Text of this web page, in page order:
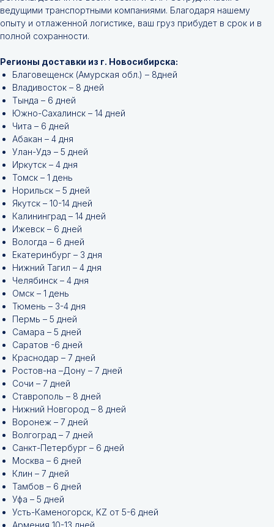
ведущими транспортными компаниями. Благодаря нашему
опыту и отлаженной логистике, ваш груз прибудет в срок и в
полной сохранности.
Регионы доставки из г. Новосибирска:
Благовещенск (Амурская обл.) – 8дней
Владивосток – 8 дней
Тында – 6 дней
Южно-Сахалинск – 14 дней
Чита – 6 дней
Абакан – 4 дня
Улан-Удэ – 5 дней
Иркутск – 4 дня
Томск – 1 день
Норильск – 5 дней
Якутск – 10-14 дней
Калининград – 14 дней
Ижевск – 6 дней
Вологда – 6 дней
Екатеринбург – 3 дня
Нижний Тагил – 4 дня
Челябинск – 4 дня
Омск – 1 день
Тюмень – 3-4 дня
Пермь – 5 дней
Самара – 5 дней
Саратов -6 дней
Краснодар – 7 дней
Ростов-на –Дону – 7 дней
Сочи – 7 дней
Ставрополь – 8 дней
Нижний Новгород – 8 дней
Воронеж – 7 дней
Волгоград – 7 дней
Санкт-Петербург – 6 дней
Москва – 6 дней
Клин – 7 дней
Тамбов – 6 дней
Уфа – 5 дней
Усть-Каменогорск, KZ от 5-6 дней
Армения 10-13 дней